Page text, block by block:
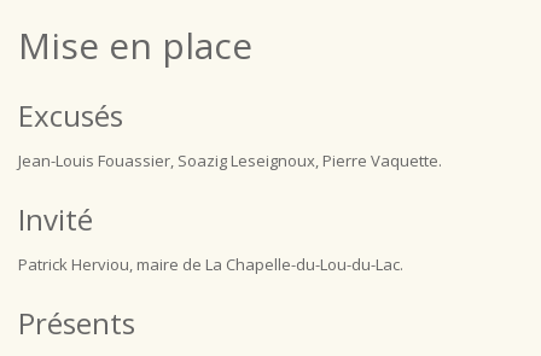
Mise en place
Excusés
Jean-Louis Fouassier, Soazig Leseignoux, Pierre Vaquette.
Invité
Patrick Herviou, maire de La Chapelle-du-Lou-du-Lac.
Présents